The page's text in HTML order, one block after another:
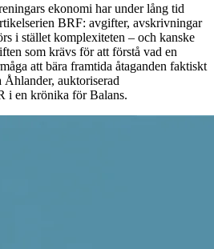
ekonomi har under lång tid
BRF: avgifter, avskrivningar
i stället komplexiteten – och kanske
som krävs för att förstå vad en
att bära framtida åtaganden faktiskt
auktoriserad
i en krönika för Balans.